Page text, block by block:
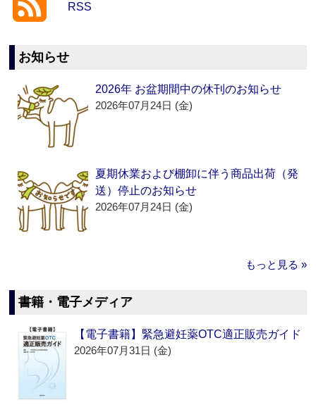
RSS
お知らせ
2026年 お盆期間中の休刊のお知らせ
2026年07月24日 (金)
夏期休業および棚卸に伴う商品出荷（発
送）停止のお知らせ
2026年07月24日 (金)
もっと見る »
書籍・電子メディア
【電子書籍】緊急避妊薬OTC適正販売ガイド
2026年07月31日 (金)